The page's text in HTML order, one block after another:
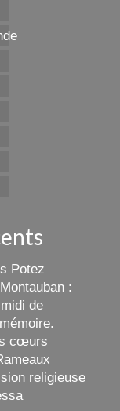
Potez
:
de
cœurs
religieuse